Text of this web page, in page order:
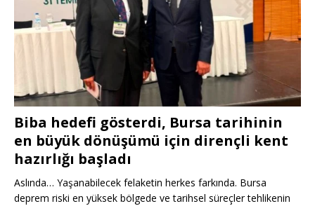
Biba hedefi gösterdi, Bursa tarihinin
en büyük dönüşümü için dirençli kent
hazırlığı başladı
Aslında… Yaşanabilecek felaketin herkes farkında. Bursa
deprem riski en yüksek bölgede ve tarihsel süreçler tehlikenin